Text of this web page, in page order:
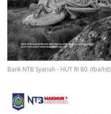
Bank NTB Syariah - HUT RI 80. (Iba/Ist)